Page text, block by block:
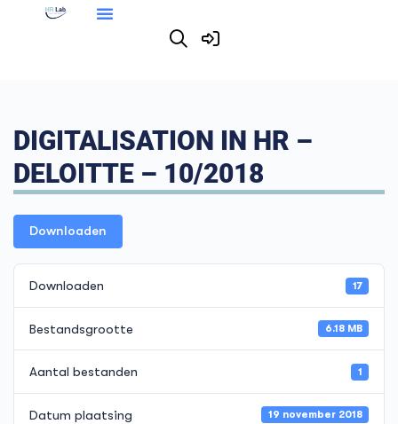
DIGITALISATION IN HR –
DELOITTE – 10/2018
Downloaden
Downloaden 17
Bestandsgrootte 6.18 MB
Aantal bestanden 1
Datum plaatsing 19 november 2018